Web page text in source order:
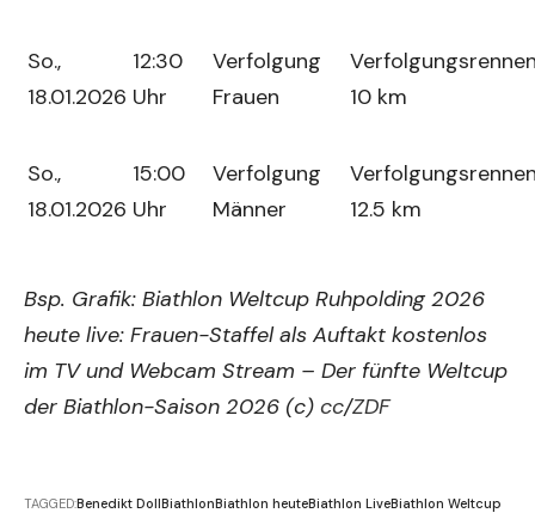
So.,
18.01.2026
12:30
Uhr
Verfolgung
Frauen
10 km
So.,
18.01.2026
15:00
Uhr
Verfolgung
Männer
12.5 km
Bsp. Grafik: Biathlon Weltcup Ruhpolding 2026
heute live: Frauen-Staffel als Auftakt kostenlos
im TV und Webcam Stream – Der fünfte Weltcup
der Biathlon-Saison 2026 (c) cc/ZDF
TAGGED:Benedikt DollBiathlonBiathlon heuteBiathlon LiveBiathlon Weltcup